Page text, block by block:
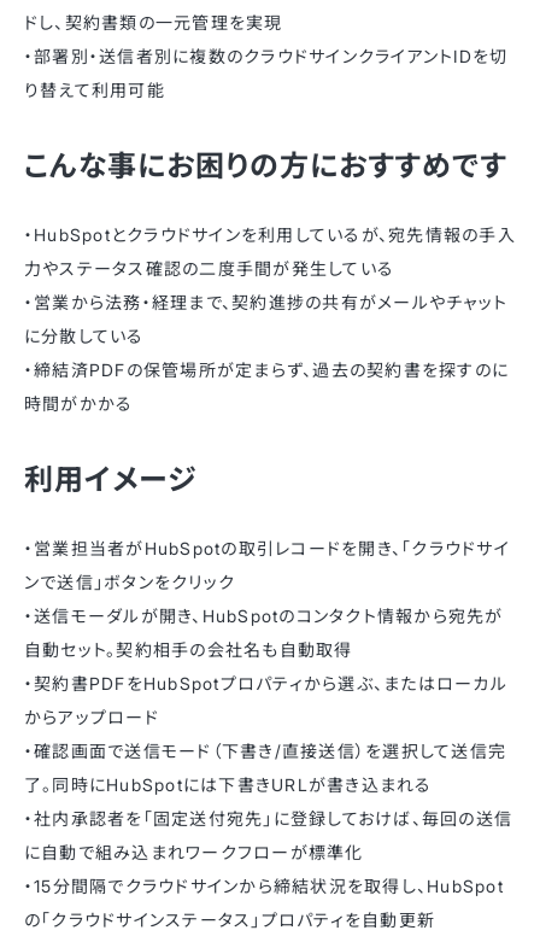
ドし、契約書類の一元管理を実現
・部署別・送信者別に複数のクラウドサインクライアントIDを切
り替えて利用可能
こんな事にお困りの方におすすめです
・HubSpotとクラウドサインを利用しているが、宛先情報の手入
力やステータス確認の二度手間が発生している
・営業から法務・経理まで、契約進捗の共有がメールやチャット
に分散している
・締結済PDFの保管場所が定まらず、過去の契約書を探すのに
時間がかかる
利用イメージ
・営業担当者がHubSpotの取引レコードを開き、「クラウドサイ
ンで送信」ボタンをクリック
・送信モーダルが開き、HubSpotのコンタクト情報から宛先が
自動セット。契約相手の会社名も自動取得
・契約書PDFをHubSpotプロパティから選ぶ、またはローカル
からアップロード
・確認画面で送信モード（下書き/直接送信）を選択して送信完
了。同時にHubSpotには下書きURLが書き込まれる
・社内承認者を「固定送付宛先」に登録しておけば、毎回の送信
に自動で組み込まれワークフローが標準化
・15分間隔でクラウドサインから締結状況を取得し、HubSpot
の「クラウドサインステータス」プロパティを自動更新